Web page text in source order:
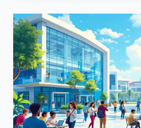
“Découvrez
l’école
informatique
Nexa
:
formations
et
avis”